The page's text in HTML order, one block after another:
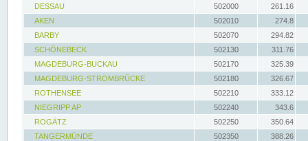
DESSAU
502000
261.16
AKEN
502010
274.8
BARBY
502070
294.82
SCHÖNEBECK
502130
311.76
MAGDEBURG-BUCKAU
502170
325.39
MAGDEBURG-STROMBRÜCKE
502180
326.67
ROTHENSEE
502210
333.12
NIEGRIPP AP
502240
343.6
ROGÄTZ
502250
350.64
TANGERMÜNDE
502350
388.26